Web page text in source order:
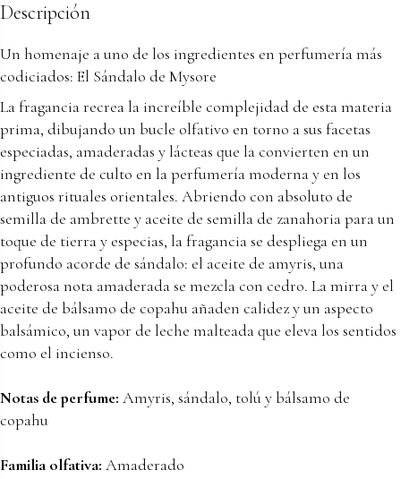
Descripción
Un homenaje a uno de los ingredientes en perfumería más
codiciados: El Sándalo de Mysore
La fragancia recrea la increíble complejidad de esta materia
prima, dibujando un bucle olfativo en torno a sus facetas
especiadas, amaderadas y lácteas que la convierten en un
ingrediente de culto en la perfumería moderna y en los
antiguos rituales orientales. Abriendo con absoluto de
semilla de ambrette y aceite de semilla de zanahoria para un
toque de tierra y especias, la fragancia se despliega en un
profundo acorde de sándalo: el aceite de amyris, una
poderosa nota amaderada se mezcla con cedro. La mirra y el
aceite de bálsamo de copahu añaden calidez y un aspecto
balsámico, un vapor de leche malteada que eleva los sentidos
como el incienso.
Notas de perfume: Amyris, sándalo, tolú y bálsamo de
copahu
Familia olfativa: Amaderado